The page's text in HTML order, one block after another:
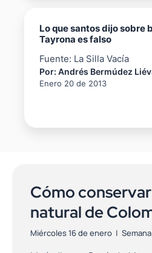
Lo que santos dijo sobre
Tayrona es falso
Fuente: La Silla Vacía
Por: Andrés Bermúdez
Enero 20 de 2013
Cómo
natural de
Miércoles 16 de enero |